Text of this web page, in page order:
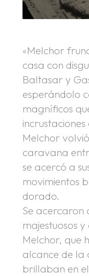
«Melchor
casa con
Baltasar y
esperándolo
magníficos
incrustaciones
Melchor
caravana
se acercó a
movimientos
dorado.
Se acercaron
majestuosos
Melchor, que
alcance de la
brillaban en